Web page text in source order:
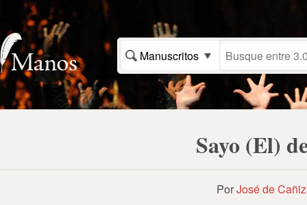
Manuscritos
Sayo (El)
PorJosé de